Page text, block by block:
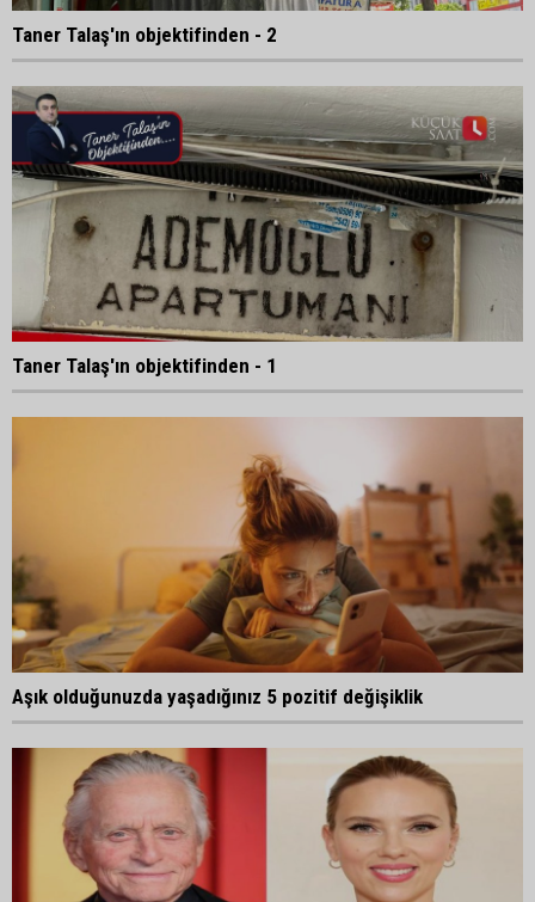
Taner Talaş'ın objektifinden - 2
Taner Talaş'ın objektifinden - 1
Aşık olduğunuzda yaşadığınız 5 pozitif değişiklik